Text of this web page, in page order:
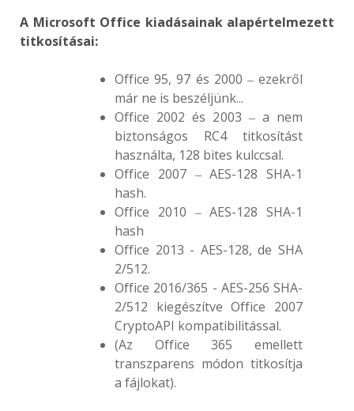
A Microsoft Office kiadásainak alapértelmezett
titkosításai:
Office 95, 97 és 2000 ‒ ezekről
már ne is beszéljünk...
Office 2002 és 2003 ‒ a nem
biztonságos RC4 titkosítást
használta, 128 bites kulccsal.
Office 2007 ‒ AES-128 SHA-1
hash.
Office 2010 ‒ AES-128 SHA-1
hash
Office 2013 - AES-128, de SHA
2/512.
Office 2016/365 - AES-256 SHA-
2/512 kiegészítve Office 2007
CryptoAPI kompatibilitással.
(Az Office 365 emellett
transzparens módon titkosítja
a fájlokat).